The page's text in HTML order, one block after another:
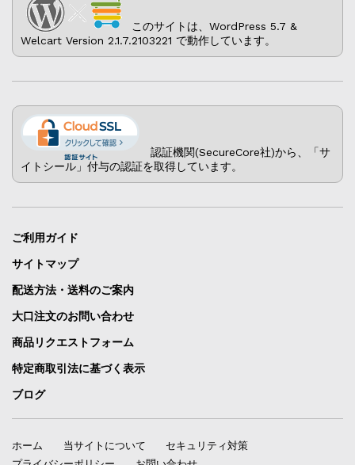
このサイトは、WordPress 5.7 &
Welcart Version 2.1.7.2103221 で動作しています。
認証機関(SecureCore社)から、「サ
イトシール」付与の認証を取得しています。
ご利用ガイド
サイトマップ
配送方法・送料のご案内
大口注文のお問い合わせ
商品リクエストフォーム
特定商取引法に基づく表示
ブログ
ホーム 当サイトについて
セキュリティ対策